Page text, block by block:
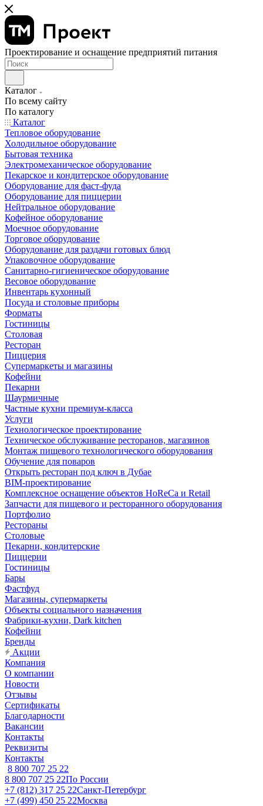
Проектирование и оснащение предприятий питания
Каталог
По всему сайту
По каталогу
Каталог
Тепловое оборудование
Холодильное оборудование
Бытовая техника
Электромеханическое оборудование
Пекарское и кондитерское оборудование
Оборудование для фаст-фуда
Оборудование для пиццерии
Нейтральное оборудование
Кофейное оборудование
Моечное оборудование
Торговое оборудование
Оборудование для раздачи готовых блюд
Упаковочное оборудование
Санитарно-гигиеническое оборудование
Весовое оборудование
Инвентарь кухонный
Посуда и столовые приборы
Форматы
Гостиницы
Столовая
Ресторан
Пиццерия
Супермаркеты и магазины
Кофейни
Пекарни
Шаурмичные
Частные кухни премиум-класса
Услуги
Технологическое проектирование
Техническое обслуживание ресторанов, магазинов
Монтаж пищевого технологического оборудования
Обучение для поваров
Открыть ресторан под ключ в Дубае
BIM-проектирование
Комплексное оснащение объектов HoReCa и Retail
Запчасти для пищевого и ресторанного оборудования
Портфолио
Рестораны
Столовые
Пекарни, кондитерские
Пиццерии
Гостиницы
Бары
Фастфуд
Магазины, супермаркеты
Объекты социального назначения
Фабрики-кухни, Dark kitchen
Кофейни
Бренды
Акции
Компания
О компании
Новости
Отзывы
Сертификаты
Благодарности
Вакансии
Контакты
Реквизиты
Контакты
8 800 707 25 22
8 800 707 25 22По России
+7 (812) 317 25 22Санкт-Петербург
+7 (499) 450 25 22Москва